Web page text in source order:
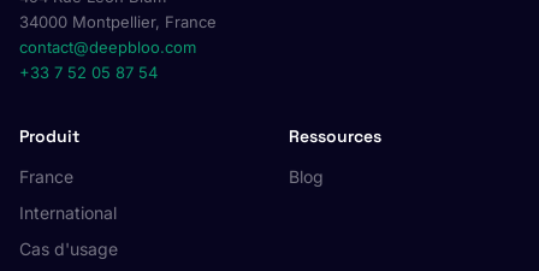
34000 Montpellier, France
contact@deepbloo.com
+33 7 52 05 87 54
Produit
France
International
Cas d'usage
Ressources
Blog